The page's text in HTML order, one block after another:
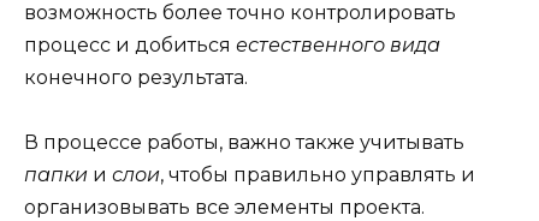
возможность более точно контролировать
процесс и добиться естественного вида
конечного результата.
В процессе работы, важно также учитывать
папки и слои, чтобы правильно управлять и
организовывать все элементы проекта.